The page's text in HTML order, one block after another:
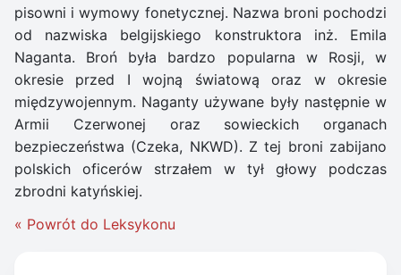
pisowni i wymowy fonetycznej. Nazwa broni pochodzi
od nazwiska belgijskiego konstruktora inż. Emila
Naganta. Broń była bardzo popularna w Rosji, w
okresie przed I wojną światową oraz w okresie
międzywojennym. Naganty używane były następnie w
Armii Czerwonej oraz sowieckich organach
bezpieczeństwa (Czeka, NKWD). Z tej broni zabijano
polskich oficerów strzałem w tył głowy podczas
zbrodni katyńskiej.
« Powrót do Leksykonu